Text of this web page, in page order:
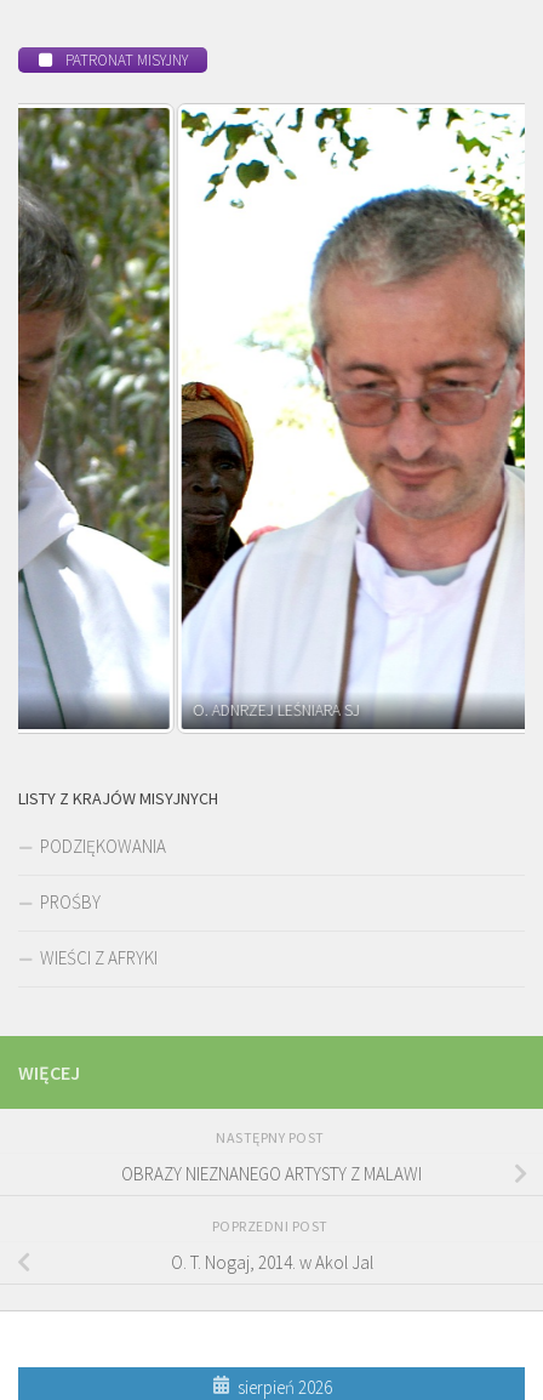
PATRONAT MISYJNY
O. ADNRZEJ LEŚNIARA SJ
LISTY Z KRAJÓW MISYJNYCH
PODZIĘKOWANIA
PROŚBY
WIEŚCI Z AFRYKI
WIĘCEJ
NASTĘPNY POST
OBRAZY NIEZNANEGO ARTYSTY Z MALAWI
POPRZEDNI POST
O. T. Nogaj, 2014. w Akol Jal
sierpień 2026